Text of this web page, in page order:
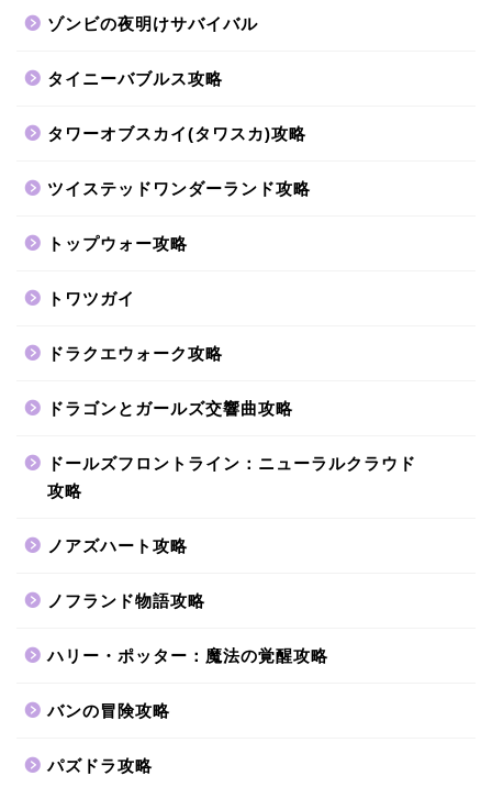
ゾンビの夜明けサバイバル
タイニーバブルス攻略
タワーオブスカイ(タワスカ)攻略
ツイステッドワンダーランド攻略
トップウォー攻略
トワツガイ
ドラクエウォーク攻略
ドラゴンとガールズ交響曲攻略
ドールズフロントライン：ニューラルクラウド
攻略
ノアズハート攻略
ノフランド物語攻略
ハリー・ポッター：魔法の覚醒攻略
バンの冒険攻略
パズドラ攻略